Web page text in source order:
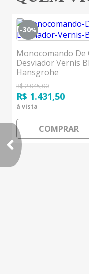
-30%
Monocomando De
Desviador Vernis
Hansgrohe
R$ 2.045,00
R$ 1.431,50
à vista
COMPRAR